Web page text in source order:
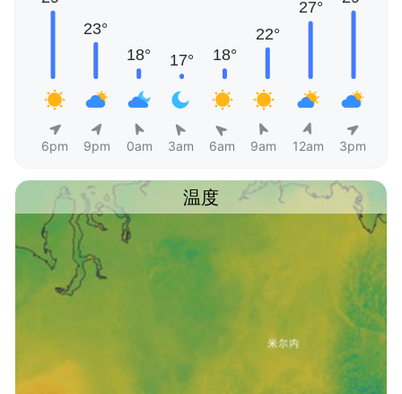
6pm 9pm 0am 3am 6am 9am 12am 3pm
温度